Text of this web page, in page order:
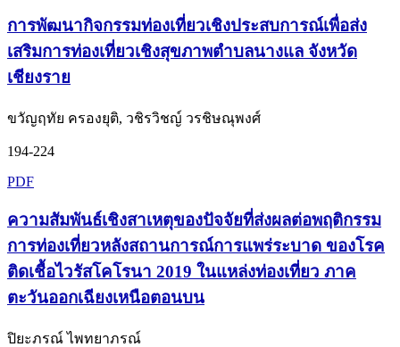
การพัฒนากิจกรรมท่องเที่ยวเชิงประสบการณ์เพื่อส่ง
เสริมการท่องเที่ยวเชิงสุขภาพตำบลนางแล จังหวัด
เชียงราย
ขวัญฤทัย ครองยุติ, วชิรวิชญ์ วรชิษณุพงศ์
194-224
PDF
ความสัมพันธ์เชิงสาเหตุของปัจจัยที่ส่งผลต่อพฤติกรรม
การท่องเที่ยวหลังสถานการณ์การแพร่ระบาด ของโรค
ติดเชื้อไวรัสโคโรนา 2019 ในแหล่งท่องเที่ยว ภาค
ตะวันออกเฉียงเหนือตอนบน
ปิยะภรณ์ ไพทยาภรณ์